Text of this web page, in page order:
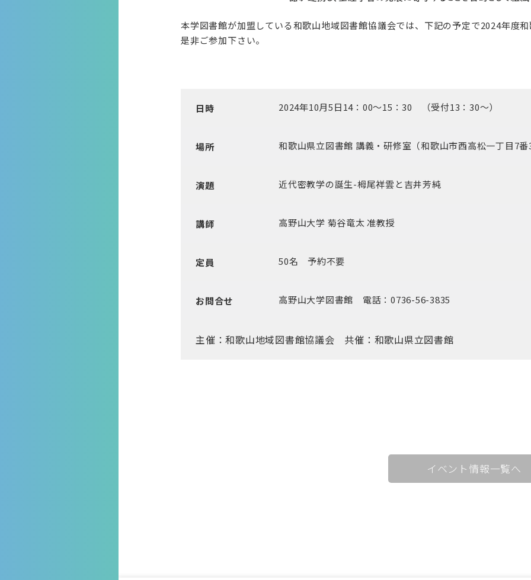
本学図書館が加盟している和歌山地域図書館協議会では、下記の予定で2024年度
是非ご参加下さい。
日時 2024年10月5日14：00～15：30 （受付13：30～）
場所 和歌山県立図書館 講義・研修室（和歌山市西高松一丁目7
演題 近代密教学の誕生-栂尾祥雲と吉井芳純
講師 高野山大学 菊谷竜太 准教授
定員 50名 予約不要
お問合せ 高野山大学図書館 電話：0736-56-3835
主催：和歌山地域図書館協議会 共催：和歌山県立図書館
イベント情報一覧へ